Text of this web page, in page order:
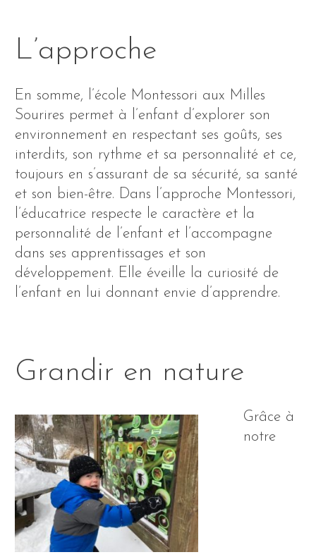
L’approche
En somme, l’école Montessori aux Milles
Sourires permet à l’enfant d’explorer son
environnement en respectant ses goûts, ses
interdits, son rythme et sa personnalité et ce,
toujours en s’assurant de sa sécurité, sa santé
et son bien-être. Dans l’approche Montessori,
l’éducatrice respecte le caractère et la
personnalité de l’enfant et l’accompagne
dans ses apprentissages et son
développement. Elle éveille la curiosité de
l’enfant en lui donnant envie d’apprendre.
Grandir en nature
Grâce à
notre